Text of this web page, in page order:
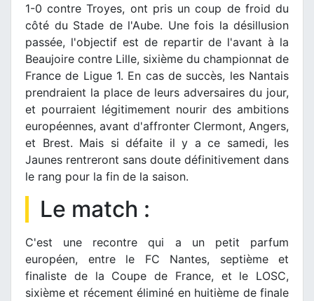
1-0 contre Troyes, ont pris un coup de froid du
côté du Stade de l'Aube. Une fois la désillusion
passée, l'objectif est de repartir de l'avant à la
Beaujoire contre Lille, sixième du championnat de
France de Ligue 1. En cas de succès, les Nantais
prendraient la place de leurs adversaires du jour,
et pourraient légitimement nourir des ambitions
européennes, avant d'affronter Clermont, Angers,
et Brest. Mais si défaite il y a ce samedi, les
Jaunes rentreront sans doute définitivement dans
le rang pour la fin de la saison.
Le match :
C'est une recontre qui a un petit parfum
européen, entre le FC Nantes, septième et
finaliste de la Coupe de France, et le LOSC,
sixième et récement éliminé en huitième de finale